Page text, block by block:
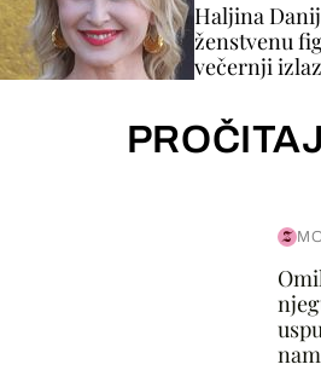
Haljina
ženstvenu
večernji